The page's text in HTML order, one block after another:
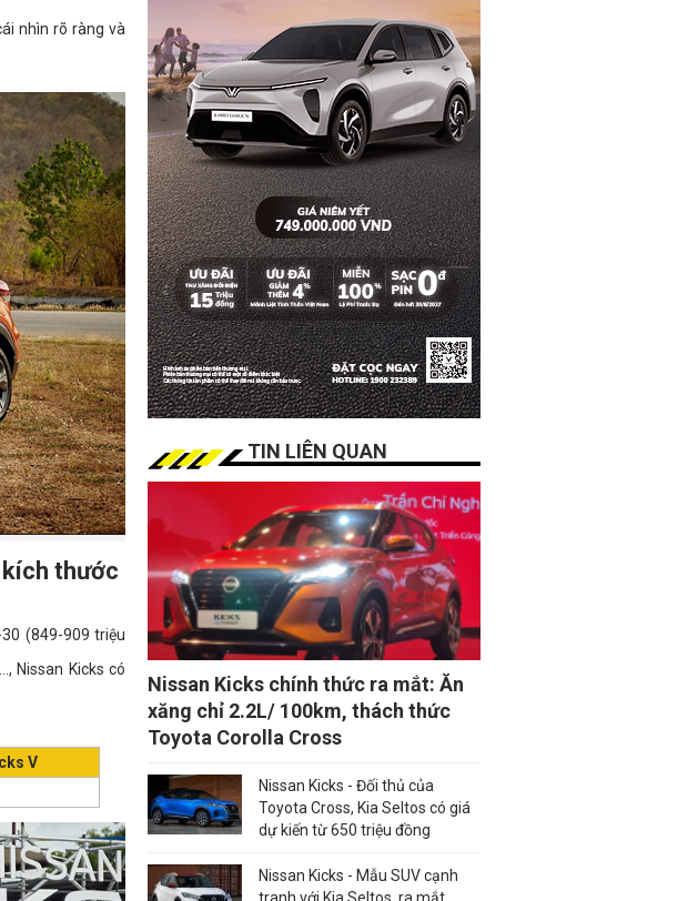
nhìn rõ ràng và
kích thước
(849-909 triệu
Nissan Kicks có
V
TIN LIÊN QUAN
Nissan Kicks chính thức ra mắt: Ăn
xăng chỉ 2.2L/ 100km, thách thức
Toyota Corolla Cross
Nissan Kicks - Đối thủ của
Toyota Cross, Kia Seltos có giá
dự kiến từ 650 triệu đồng
Nissan Kicks - Mẫu SUV cạnh